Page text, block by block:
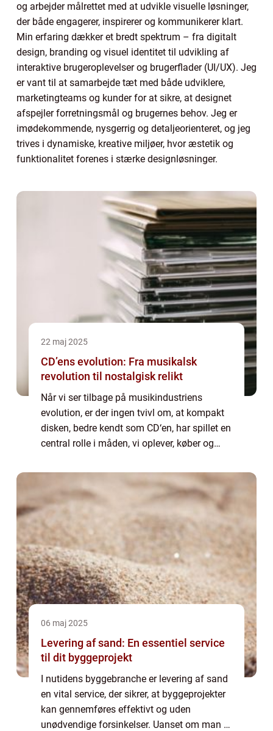
og arbejder målrettet med at udvikle visuelle løsninger,
der både engagerer, inspirerer og kommunikerer klart.
Min erfaring dækker et bredt spektrum – fra digitalt
design, branding og visuel identitet til udvikling af
interaktive brugeroplevelser og brugerflader (UI/UX). Jeg
er vant til at samarbejde tæt med både udviklere,
marketingteams og kunder for at sikre, at designet
afspejler forretningsmål og brugernes behov. Jeg er
imødekommende, nysgerrig og detaljeorienteret, og jeg
trives i dynamiske, kreative miljøer, hvor æstetik og
funktionalitet forenes i stærke designløsninger.
22 maj 2025
CD’ens evolution: Fra musikalsk
revolution til nostalgisk relikt
Når vi ser tilbage på musikindustriens
evolution, er der ingen tvivl om, at kompakt
disken, bedre kendt som CD‘en, har spillet en
central rolle i måden, vi oplever, køber og
06 maj 2025
Levering af sand: En essentiel service
til dit byggeprojekt
I nutidens byggebranche er levering af sand
en vital service, der sikrer, at byggeprojekter
kan gennemføres effektivt og uden
unødvendige forsinkelser. Uanset om man er